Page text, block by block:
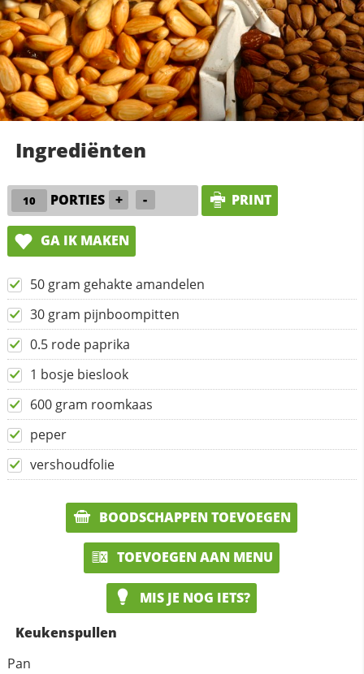
Ingrediënten
PORTIES + - PRINT
GA IK MAKEN
50 gram gehakte amandelen
30 gram pijnboompitten
0.5 rode paprika
1 bosje bieslook
600 gram roomkaas
peper
vershoudfolie
BOODSCHAPPEN TOEVOEGEN
TOEVOEGEN AAN MENU
MIS JE NOG IETS?
Keukenspullen
Pan